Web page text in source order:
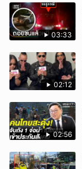
03:33
02:12
02:56